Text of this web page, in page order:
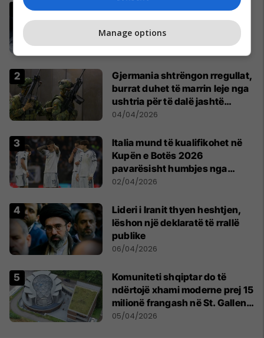
MINUTË PAS MINUTE - A do të
funksionojë armëpushimi
SHBA-Iran?
02/04/2026
Gjermania shtrëngon rregullat,
burrat duhet të marrin leje nga
ushtria për të dalë jashtë
shtetit
04/04/2026
Italia mund të kualifikohet në
Kupën e Botës 2026
pavarësisht humbjes nga
Bosnja dhe Hercegovina
02/04/2026
Lideri i Iranit thyen heshtjen,
lëshon një deklaratë të rrallë
publike
06/04/2026
Komuniteti shqiptar do të
ndërtojë xhami moderne prej 15
milionë frangash në St. Gallen
të Zvicrës
05/04/2026
Manage options